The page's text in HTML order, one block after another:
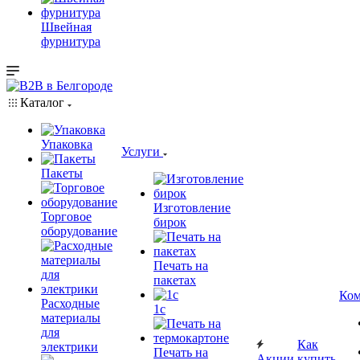
Швейная
фурнитура
Каталог
Упаковка
Пакеты
Торговое
оборудование
Расходные
материалы
для
электрики
Услуги
Изготовление
бирок
Печать на
пакетах
1c
Печать на
Как